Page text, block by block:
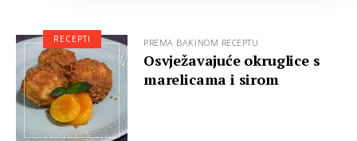
PREMA BAKINOM RECEPTU
Osvježavajuće okruglice s
marelicama i sirom
RECEPTI